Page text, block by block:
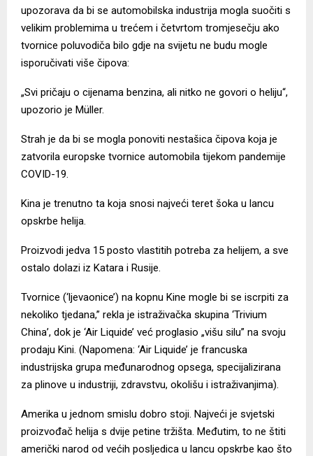
upozorava da bi se automobilska industrija mogla suočiti s
velikim problemima u trećem i četvrtom tromjesečju ako
tvornice poluvodiča bilo gdje na svijetu ne budu mogle
isporučivati više čipova:
„Svi pričaju o cijenama benzina, ali nitko ne govori o heliju“,
upozorio je Müller.
Strah je da bi se mogla ponoviti nestašica čipova koja je
zatvorila europske tvornice automobila tijekom pandemije
COVID-19.
Kina je trenutno ta koja snosi najveći teret šoka u lancu
opskrbe helija.
Proizvodi jedva 15 posto vlastitih potreba za helijem, a sve
ostalo dolazi iz Katara i Rusije.
Tvornice (‘ljevaonice’) na kopnu Kine mogle bi se iscrpiti za
nekoliko tjedana,” rekla je istraživačka skupina ‘Trivium
China’, dok je ‘Air Liquide’ već proglasio „višu silu” na svoju
prodaju Kini. (Napomena: ‘Air Liquide’ je francuska
industrijska grupa međunarodnog opsega, specijalizirana
za plinove u industriji, zdravstvu, okolišu i istraživanjima).
Amerika u jednom smislu dobro stoji. Najveći je svjetski
proizvođač helija s dvije petine tržišta. Međutim, to ne štiti
američki narod od većih posljedica u lancu opskrbe kao što